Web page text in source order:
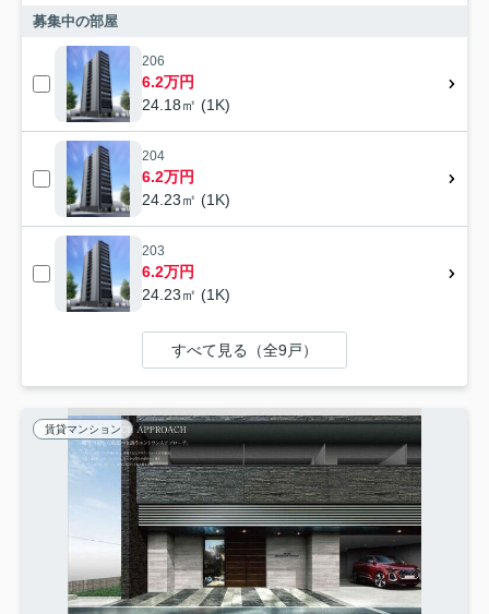
募集中の部屋
206
6.2万円
24.18㎡ (1K)
204
6.2万円
24.23㎡ (1K)
203
6.2万円
24.23㎡ (1K)
すべて見る（全9戸）
賃貸マンション